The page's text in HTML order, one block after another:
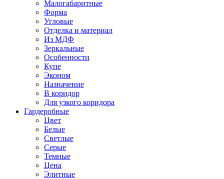
Малогабаритные
Форма
Угловые
Отделка и материал
Из МДФ
Зеркальные
Особенности
Купе
Эконом
Назначение
В коридор
Для узкого коридора
Гардеробные
Цвет
Белые
Светлые
Серые
Темные
Цена
Элитные